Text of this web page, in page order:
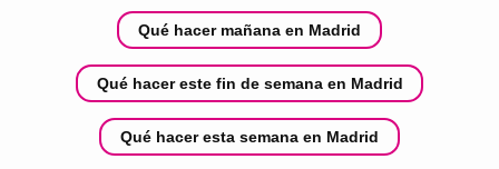
Qué hacer mañana en Madrid
Qué hacer este fin de semana en Madrid
Qué hacer esta semana en Madrid